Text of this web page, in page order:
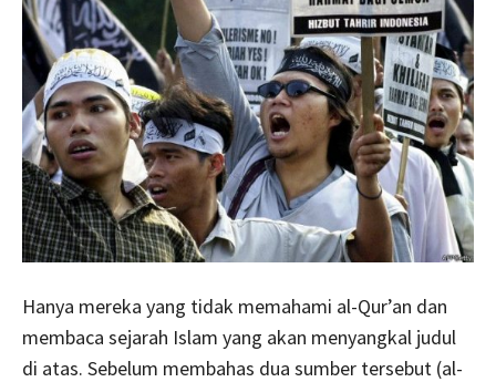
Hanya mereka yang tidak memahami al-Qur’an dan
membaca sejarah Islam yang akan menyangkal judul
di atas. Sebelum membahas dua sumber tersebut (al-